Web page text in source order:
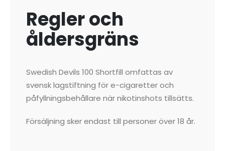
Regler och
åldersgräns
Swedish Devils 100 Shortfill omfattas av
svensk lagstiftning för e-cigaretter och
påfyllningsbehållare när nikotinshots tillsätts.
Försäljning sker endast till personer över 18 år.